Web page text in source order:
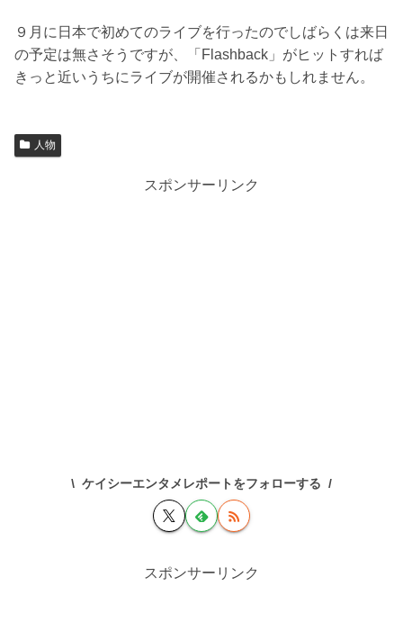
９月に日本で初めてのライブを行ったのでしばらくは来日
の予定は無さそうですが、「Flashback」がヒットすれば
きっと近いうちにライブが開催されるかもしれません。
人物
スポンサーリンク
ケイシーエンタメレポートをフォローする
スポンサーリンク